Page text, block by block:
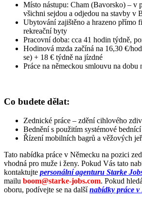
Místo nástupu: Cham (Bavorsko) – v
všichni sejdou a odjedou na stavby v
Ubytování zajištěno a hrazeno přímo
rekreační byty
Pracovní doba: cca 41 hodin týdně,
Hodinová mzda začíná na 16,30 €/
se) + 18 € týdně na jízdné
Práce na německou smlouvu na dobu
Co budete dělat:
Zednické práce – zdění cihlového
Bednění s použitím systémové
Řízení mobilních bagrů a věžových
Tato nabídka práce v Německu na pozici
vhodná pro muže i ženy. Pokud Vás tato
kontaktujte personální agenturu Starke
mailu boom@starke-jobs.com. Pokud
oboru, podívejte se na dalšínabídky práce v